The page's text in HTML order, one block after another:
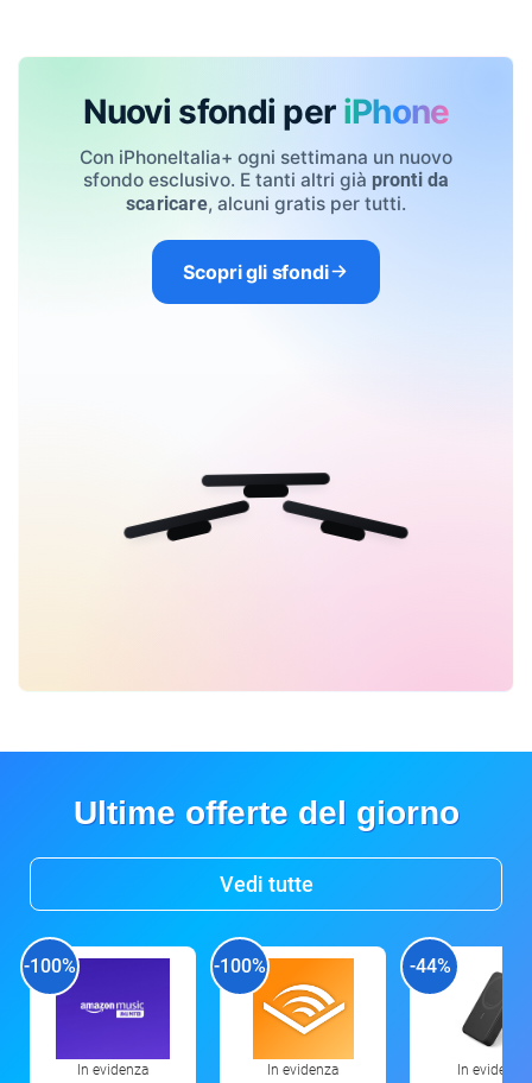
Nuovi sfondi per iPhone
Con iPhoneItalia+ ogni settimana un nuovo
sfondo esclusivo. E tanti altri già pronti da
scaricare, alcuni gratis per tutti.
Scopri gli sfondi
Ultime offerte del giorno
Vedi tutte
-100%
In evidenza
-100%
In evidenza
-44%
In evidenza